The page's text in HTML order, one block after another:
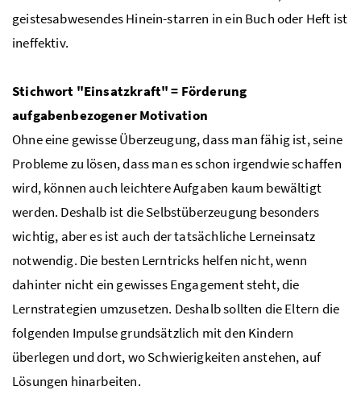
geistesabwesendes Hinein-starren in ein Buch oder Heft ist
ineffektiv.
Stichwort "Einsatzkraft" = Förderung
aufgabenbezogener Motivation
Ohne eine gewisse Überzeugung, dass man fähig ist, seine
Probleme zu lösen, dass man es schon irgendwie schaffen
wird, können auch leichtere Aufgaben kaum bewältigt
werden. Deshalb ist die Selbstüberzeugung besonders
wichtig, aber es ist auch der tatsächliche Lerneinsatz
notwendig. Die besten Lerntricks helfen nicht, wenn
dahinter nicht ein gewisses Engagement steht, die
Lernstrategien umzusetzen. Deshalb sollten die Eltern die
folgenden Impulse grundsätzlich mit den Kindern
überlegen und dort, wo Schwierigkeiten anstehen, auf
Lösungen hinarbeiten.